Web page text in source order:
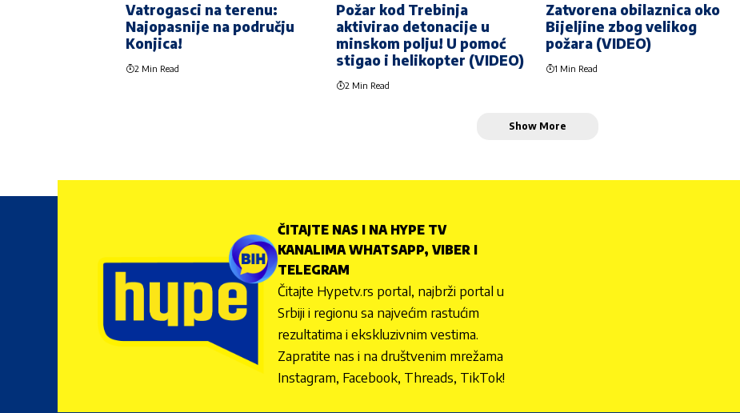
Vatrogasci na terenu:
Najopasnije na području
Konjica!
2 Min Read
Požar kod Trebinja
aktivirao detonacije u
minskom polju! U pomoć
stigao i helikopter (VIDEO)
2 Min Read
Zatvorena obilaznica oko
Bijeljine zbog velikog
požara (VIDEO)
1 Min Read
Show More
ČITAJTE NAS I NA HYPE TV
KANALIMA WHATSAPP, VIBER I
TELEGRAM
Čitajte Hypetv.rs portal, najbrži portal u
Srbiji i regionu sa najvećim rastućim
rezultatima i ekskluzivnim vestima.
Zapratite nas i na društvenim mrežama
Instagram, Facebook, Threads, TikTok!